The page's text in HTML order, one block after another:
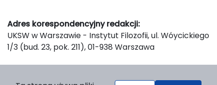
Adres korespondencyjny redakcji:
UKSW w Warszawie - Instytut Filozofii, ul. Wóycickiego
1/3 (bud. 23, pok. 211), 01-938 Warszawa